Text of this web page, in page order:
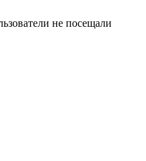
не посещали